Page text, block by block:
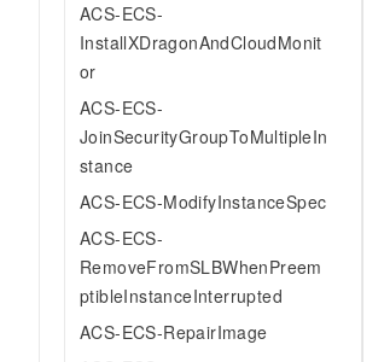
ACS-ECS-
InstallXDragonAndCloudMonit
or
ACS-ECS-
JoinSecurityGroupToMultipleIn
stance
ACS-ECS-ModifyInstanceSpec
ACS-ECS-
RemoveFromSLBWhenPreem
ptibleInstanceInterrupted
ACS-ECS-RepairImage